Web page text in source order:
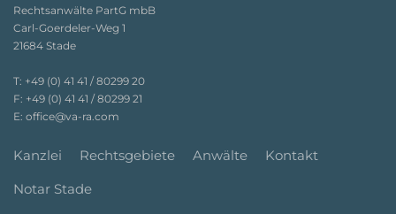
Rechtsanwälte PartG mbB
Carl-Goerdeler-Weg 1
21684 Stade
T: +49 (0) 41 41 / 80299 20
F: +49 (0) 41 41 / 80299 21
E: office@va-ra.com
Kanzlei Rechtsgebiete Anwälte
Kontakt
Notar Stade